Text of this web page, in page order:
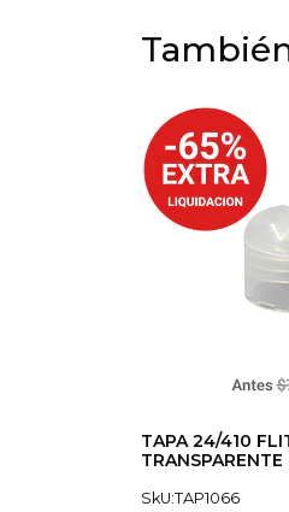
TAPA 24/410
TRANSPARENTE
SkU:TAP1066